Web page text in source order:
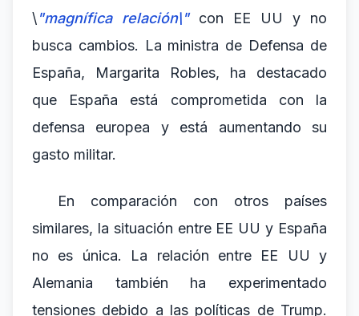
\"magnífica relación\"con EE UU y no
busca cambios. La ministra de Defensa de
España, Margarita Robles, ha destacado
que España está comprometida con la
defensa europea y está aumentando su
gasto militar.
En comparación con otros países
similares, la situación entre EE UU y España
no es única. La relación entre EE UU y
Alemania también ha experimentado
tensiones debido a las políticas de Trump.